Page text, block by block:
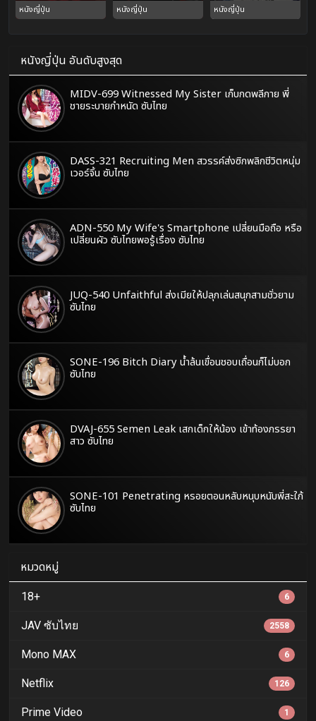
หนังญี่ปุ่น หนังญี่ปุ่น หนังญี่ปุ่น
หนังญี่ปุ่น อันดับสูงสุด
MIDV-699 Witnessed My Sister เก็บกดพลีกาย พี่
ชายระบายกำหนัด ซับไทย
DASS-321 Recruiting Men สวรรค์ส่งซิกพลิกชีวิตหนุ่ม
เวอร์จิ้น ซับไทย
ADN-550 My Wife's Smartphone เปลี่ยนมือถือ หรือ
เปลี่ยนผัว ซับไทยพอรู้เรื่อง ซับไทย
JUQ-540 Unfaithful ส่งเมียให้ปลุกเล่นสนุกสามชั่วยาม
ซับไทย
SONE-196 Bitch Diary น้ำล้นเขื่อนชอบเถื่อนก็ไม่บอก
ซับไทย
DVAJ-655 Semen Leak เสกเด็กให้น้อง เข้าท้องภรรยา
สาว ซับไทย
SONE-101 Penetrating หรอยตอนหลับหนุบหนับพี่สะใภ้
ซับไทย
หมวดหมู่
18+ 6
JAV ซับไทย 2558
Mono MAX 6
Netflix 126
Prime Video 1